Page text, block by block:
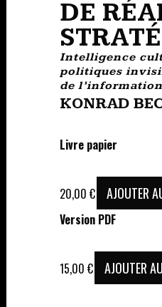
DE
Intelligence
politiques
de l’information
KONRAD
Livre papier
20,00 € AJOUTER
Version PDF
15,00 € AJOUTER